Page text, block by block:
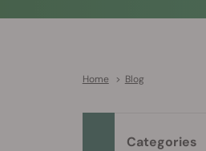
Home > Blog
Categories